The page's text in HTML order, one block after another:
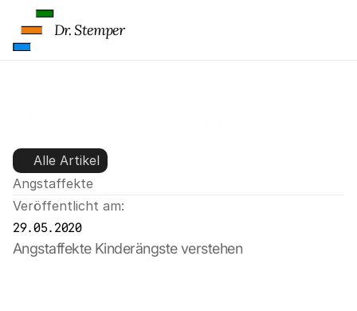
verstehen
Alle Artikel
Angstaffekte
Veröffentlicht am:
29.05.2020
Angstaffekte Kinderängste verstehen
Dr. Stemper